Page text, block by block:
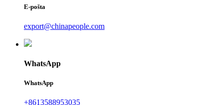
E-pošta
export@chinapeople.com
WhatsApp
WhatsApp
+8613588953035